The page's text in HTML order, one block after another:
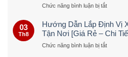
Chức năng bình luận bị tắtở
Dò
Định
Vị
Ô
03
Th8
Hướng Dẫn Lắp Định Vị
Tận Nơi [Giá Rẻ – Chi
Chức năng bình luận bị tắtở